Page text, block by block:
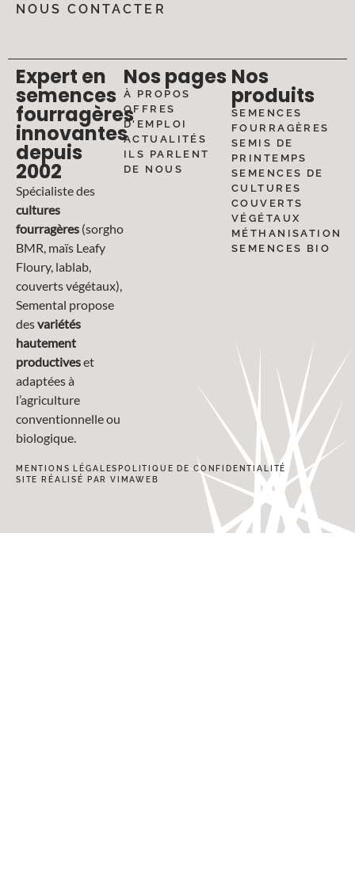
NOUS CONTACTER
Expert en
semences
fourragères
innovantes
depuis
2002
Spécialiste des
cultures
fourragères (sorgho
BMR, maïs Leafy
Floury, lablab,
couverts végétaux),
Semental propose
desvariétés
hautement
productiveset
adaptées à
l’agriculture
conventionnelle ou
biologique.
Nos pages
À PROPOS
OFFRES
D'EMPLOI
ACTUALITÉS
ILS PARLENT
DE NOUS
Nos
produits
SEMENCES
FOURRAGÈRES
SEMIS DE
PRINTEMPS
SEMENCES DE
CULTURES
COUVERTS
VÉGÉTAUX
MÉTHANISATION
SEMENCES BIO
MENTIONS LÉGALES POLITIQUE DE CONFIDENTIALITÉ
SITE RÉALISÉ PAR VIMAWEB